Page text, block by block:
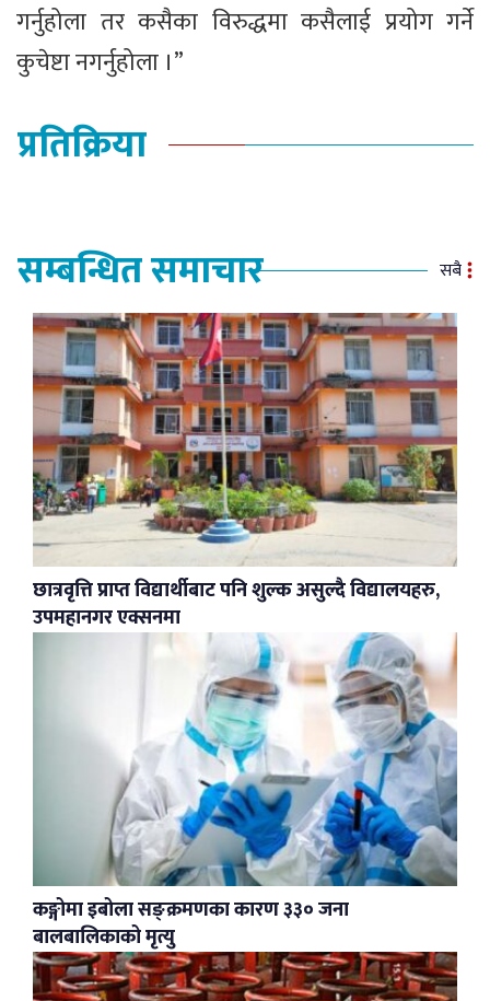
गर्नुहोला तर कसैका विरुद्धमा कसैलाई प्रयोग गर्ने
कुचेष्टा नगर्नुहोला ।”
प्रतिक्रिया
सम्बन्धित समाचार सबै
छात्रवृत्ति प्राप्त विद्यार्थीबाट पनि शुल्क असुल्दै विद्यालयहरु,
उपमहानगर एक्सनमा
कङ्गोमा इबोला सङ्क्रमणका कारण ३३० जना
बालबालिकाको मृत्यु